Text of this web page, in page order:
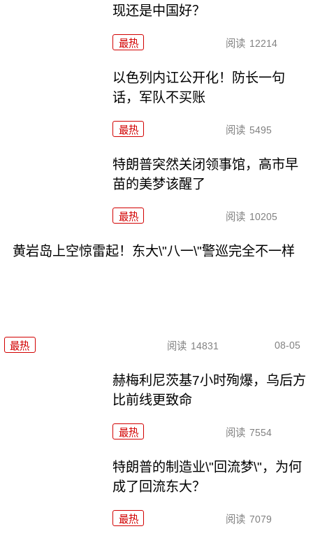
现还是中国好？
最热 阅读 12214
以色列内讧公开化！防长一句
话，军队不买账
最热 阅读 5495
特朗普突然关闭领事馆，高市早
苗的美梦该醒了
最热 阅读 10205
黄岩岛上空惊雷起！东大\"八一\"警巡完全不一样
最热 阅读 14831 08-05
赫梅利尼茨基7小时殉爆，乌后方
比前线更致命
最热 阅读 7554
特朗普的制造业\"回流梦\"，为何
成了回流东大？
最热 阅读 7079